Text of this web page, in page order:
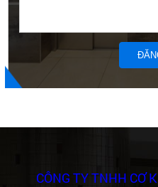
CÔNG TY TNHH CƠ